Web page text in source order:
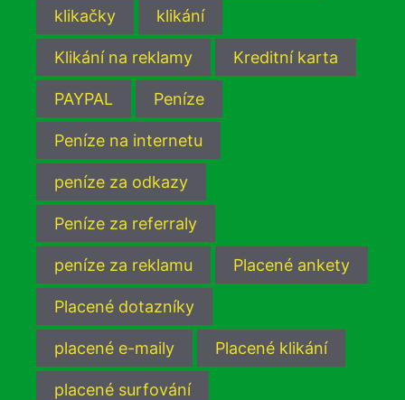
klikačky klikání
Klikání na reklamy Kreditní karta
PAYPAL Peníze
Peníze na internetu
peníze za odkazy
Peníze za referraly
peníze za reklamu Placené ankety
Placené dotazníky
placené e-maily Placené klikání
placené surfování